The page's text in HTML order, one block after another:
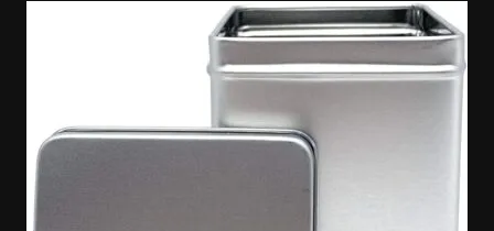
de
prix :
10,90 €